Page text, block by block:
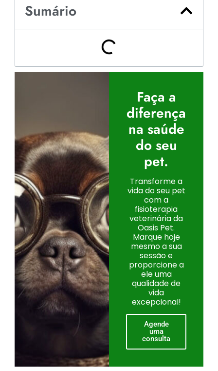
Sumário
Faça a
diferença
na saúde
do seu
pet.
Transforme a
vida do seu pet
com a
fisioterapia
veterinária da
Oasis Pet.
Marque hoje
mesmo a sua
sessão e
proporcione a
ele uma
qualidade de
vida
excepcional!
Agende
uma
consulta